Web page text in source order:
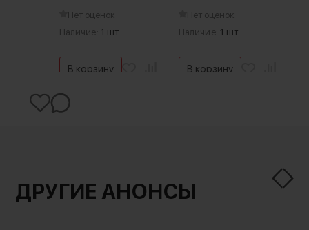
Нет оценок
Наличие: 1 шт.
В корзину
Нет оценок
Наличие: 1 шт.
В корзину
ДРУГИЕ АНОНСЫ